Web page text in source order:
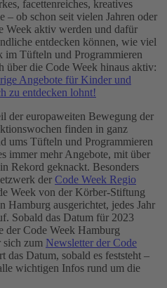
facettenreiches, kreatives
– ob schon seit vielen Jahren oder
Week aktiv werden und dafür
entdecken können, wie viel
im Tüfteln und Programmieren
über die Code Week hinaus aktiv:
Angebote für Kinder und
zu entdecken lohnt!
der europaweiten Bewegung der
finden in ganz
ums Tüfteln und Programmieren
immer mehr Angebote, mit über
Rekord geknackt. Besonders
der Code Week Regio
Week von der Körber-Stiftung
Hamburg ausgerichtet, jedes Jahr
Sobald das Datum für 2023
der Code Week Hamburg
sich zum Newsletter der Code
das Datum, sobald es feststeht –
wichtigen Infos rund um die